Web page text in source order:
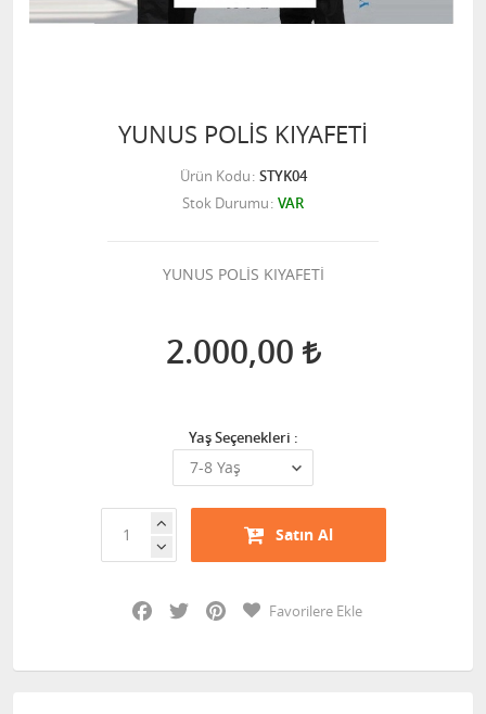
YUNUS POLİS KIYAFETİ
Ürün Kodu STYK04
Stok Durumu VAR
YUNUS POLİS KIYAFETİ
2.000,00
Yaş Seçenekleri :
Satın Al
Facebook
Twitter PinterestFavorilere Ekle